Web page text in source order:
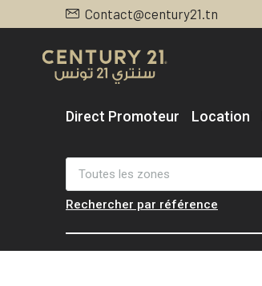
Contact@century21.tn
Direct Promoteur Location
Toutes les zones
Rechercher par référence